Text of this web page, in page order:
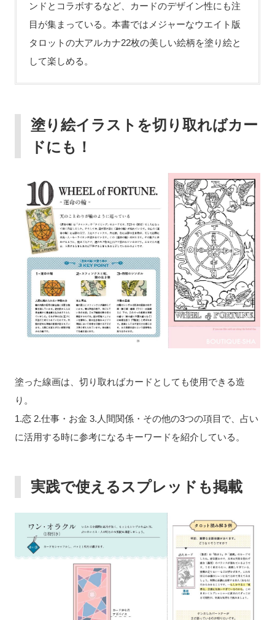
ンドとコラボするなど、カードのデザイン性にも注
目が集まっている。本書ではメジャーなウエイト版
タロットの大アルカナ22枚の美しい絵柄を塗り絵と
して楽しめる。
塗り絵イラストを切り取ればカー
ドにも！
塗った線画は、切り取ればカードとしても使用できる造
り。
1.恋 2.仕事・お金 3.人間関係・その他の3つの項目で、占い
に活用する時に参考になるキーワードを紹介している。
実践で使えるスプレッドも掲載